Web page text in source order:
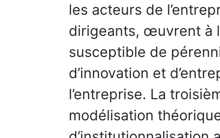
les acteurs de
dirigeants, œuvrent à
susceptible de
d’innovation et
l’entreprise. La
modélisation